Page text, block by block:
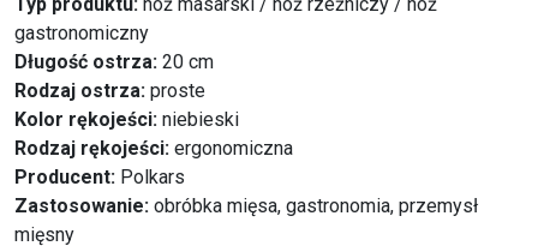
gastronomiczny
Długość ostrza: 20 cm
Rodzaj ostrza: proste
Kolor rękojeści: niebieski
Rodzaj rękojeści: ergonomiczna
Producent: Polkars
Zastosowanie: obróbka mięsa, gastronomia, przemysł
mięsny